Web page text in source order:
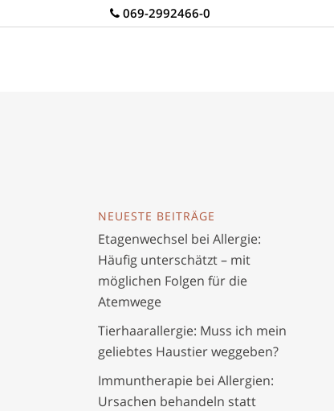
069-2992466-0
NEUESTE BEITRÄGE
Etagenwechsel bei Allergie:
Häufig unterschätzt – mit
möglichen Folgen für die
Atemwege
Tierhaarallergie: Muss ich mein
geliebtes Haustier weggeben?
Immuntherapie bei Allergien:
Ursachen behandeln statt